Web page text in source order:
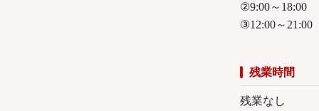
②9:00～18:00
③12:00～21:00
残業時間
残業なし